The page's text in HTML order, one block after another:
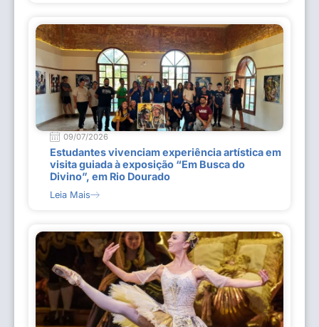
09/07/2026
Estudantes vivenciam experiência artística em
visita guiada à exposição “Em Busca do
Divino”, em Rio Dourado
Leia Mais